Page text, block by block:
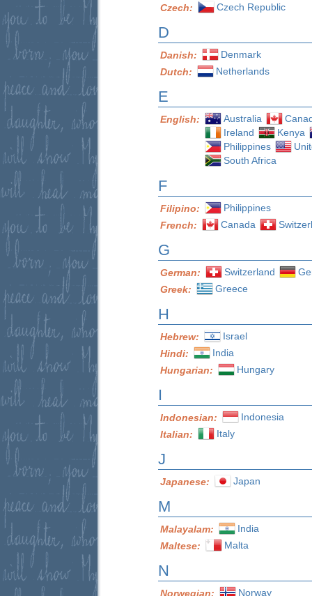
Czech:
Czech Republic
D
Danish:
Denmark
Dutch:
Netherlands
E
English: Australia
Ireland
Kenya
Philippines
South Africa
F
Filipino:
Philippines
French:
Canada
G
German: Switzerland
Greek:
Greece
H
Hebrew:
Israel
Hindi:
India
Hungarian:
Hungary
I
Indonesian:
Indonesia
Italian:
Italy
J
Japanese: Japan
M
Malayalam:
India
Maltese:
Malta
N
Norwegian: Norway